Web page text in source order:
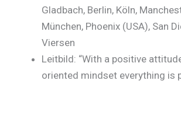
Gladbach, Berlin, Köln,
München, Phoenix (USA), San
Viersen
Leitbild: “With a positive
oriented mindset everything is